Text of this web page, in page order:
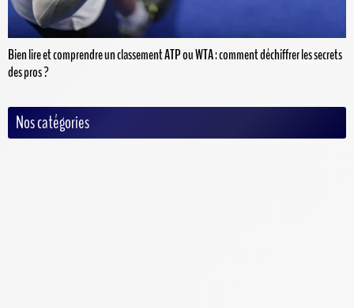
Bien lire et comprendre un classement ATP ou WTA : comment déchiffrer les secrets
des pros ?
Nos catégories